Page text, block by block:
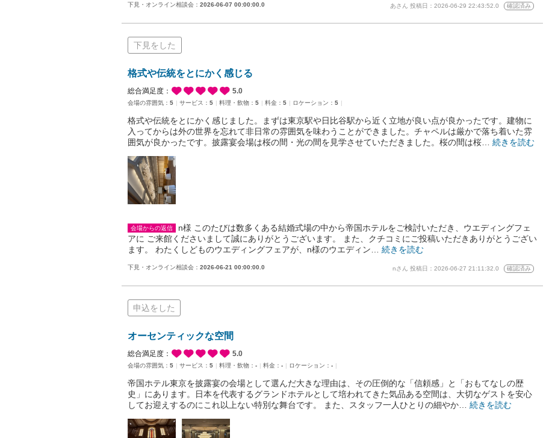
下見・オンライン相談会： 2026-06-07 00:00:00.0 あさん 投稿日：2026-06-29 22:43:52.0 確認済み
下見をした
格式や伝統をとにかく感じる
総合満足度： 5.0
会場の雰囲気： 5 サービス： 5 料理・飲物： 5 料金： 5 ロケーション： 5
格式や伝統をとにかく感じました。まずは東京駅や日比谷駅から近く立地が良い点が良かったです。建物に
入ってからは外の世界を忘れて非日常の雰囲気を味わうことができました。チャペルは厳かで落ち着いた雰
囲気が良かったです。披露宴会場は桜の間・光の間を見学させていただきました。桜の間は桜… 続きを読む
会場からの返信
n様 このたびは数多くある結婚式場の中から帝国ホテルをご検討いただき、ウエディングフェ
アに ご来館くださいまして誠にありがとうございます。 また、クチコミにご投稿いただきありがとうござい
ます。 わたくしどものウエディングフェアが、n様のウエディン… 続きを読む
下見・オンライン相談会： 2026-06-21 00:00:00.0 nさん 投稿日：2026-06-27 21:11:32.0 確認済み
申込をした
オーセンティックな空間
総合満足度： 5.0
会場の雰囲気： 5 サービス： 5 料理・飲物： - 料金： - ロケーション： -
帝国ホテル東京を披露宴の会場として選んだ大きな理由は、その圧倒的な「信頼感」と「おもてなしの歴
史」にあります。日本を代表するグランドホテルとして培われてきた気品ある空間は、大切なゲストを安心
してお迎えするのにこれ以上ない特別な舞台です。 また、スタッフ一人ひとりの細やか… 続きを読む